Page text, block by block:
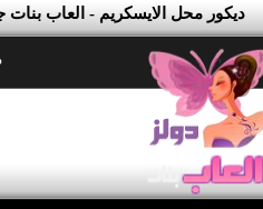
ديكور محل الايسكريم - العاب بنات